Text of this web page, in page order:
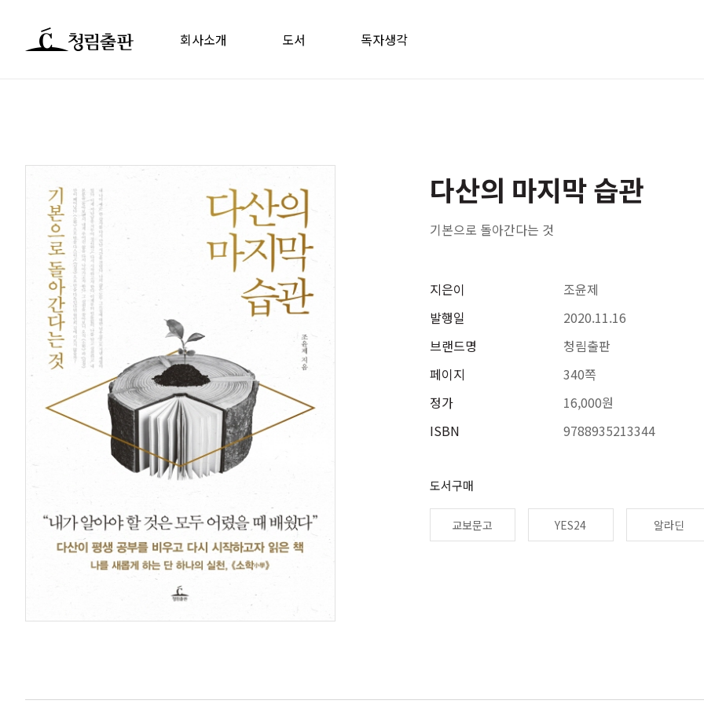
회사소개 도서 독자생각
다산의 마지막 습관
기본으로 돌아간다는 것
지은이
발행일
브랜드명
페이지
정가
ISBN
조윤제
2020.11.16
청림출판
340쪽
16,000원
9788935213344
도서구매
교보문고 YES24 알라딘